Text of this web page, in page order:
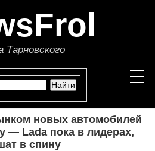
новых автомобилей
— Lada пока в лидерах,
в спину